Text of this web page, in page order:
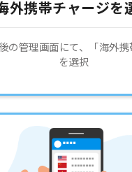
外携帯チャージを
の管理画面にて、「海外携
を選択